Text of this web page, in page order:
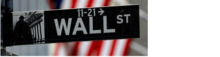
courants
et
guide
d’auto-
assistance